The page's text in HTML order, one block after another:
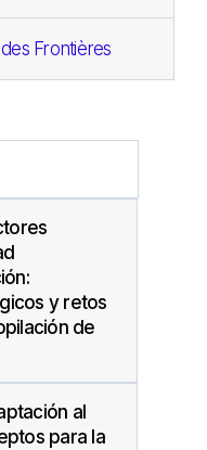
Frontières
y retos
de
al
para la